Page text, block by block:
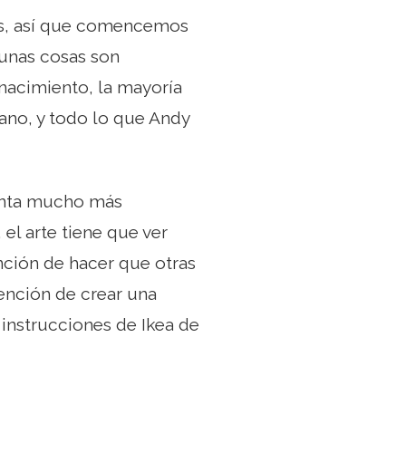
así que comencemos
cosas son
la mayoría
y todo lo que Andy
mucho más
el arte tiene que ver
de hacer que otras
de crear una
de Ikea de